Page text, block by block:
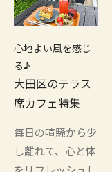
心地よい風を感じ
る♪
大田区のテラス
席カフェ特集
毎日の喧騒から少
し離れて、心と体